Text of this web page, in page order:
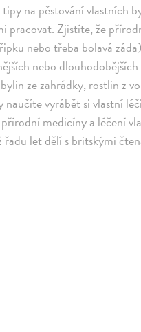
tipy na pěstování vlastních
pracovat. Zjistíte, že
nebo třeba bolavá
nebo
ze zahrádky, rostlin z
naučíte vyrábět si vlastní
medicíny a léčení
řadu let dělí s britskými